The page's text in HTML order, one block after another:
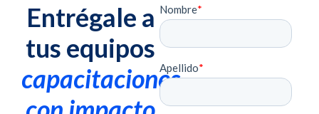
Entrégale a
tus equipos
capacitaciones